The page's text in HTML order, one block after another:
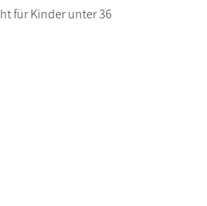
für Kinder unter 36